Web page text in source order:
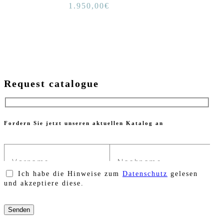
1.950,00€
Request catalogue
Fordern Sie jetzt unseren aktuellen Katalog an
Ich habe die Hinweise zum Datenschutz gelesen
und akzeptiere diese.
lasse